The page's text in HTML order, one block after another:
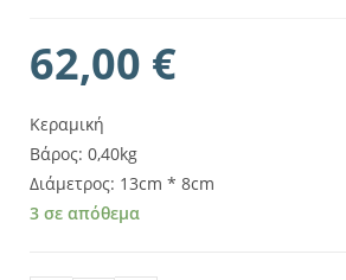
62,00 €
Κεραμική
Βάρος: 0,40kg
Διάμετρος: 13cm * 8cm
3 σε απόθεμα